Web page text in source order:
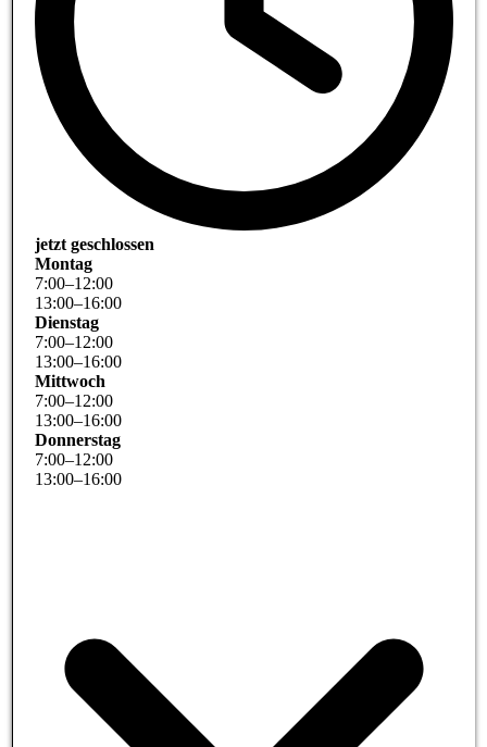
jetzt geschlossen
Montag
7:00–12:00
13:00–16:00
Dienstag
7:00–12:00
13:00–16:00
Mittwoch
7:00–12:00
13:00–16:00
Donnerstag
7:00–12:00
13:00–16:00